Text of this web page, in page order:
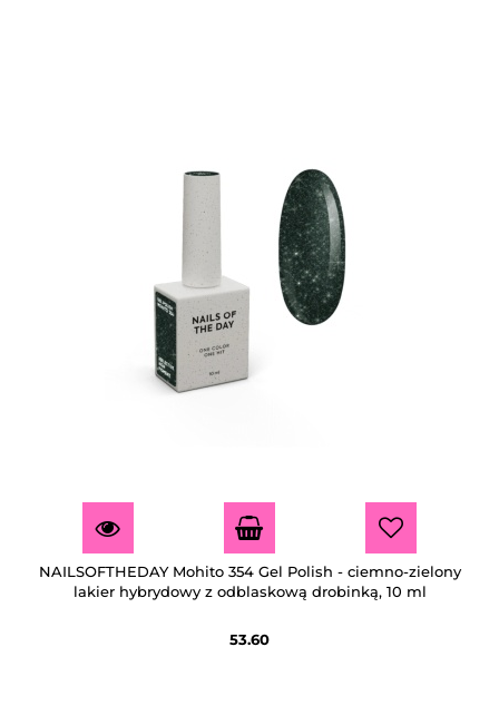
NAILSOFTHEDAY Mohito 354 Gel Polish - ciemno-zielony
lakier hybrydowy z odblaskową drobinką, 10 ml
53.60